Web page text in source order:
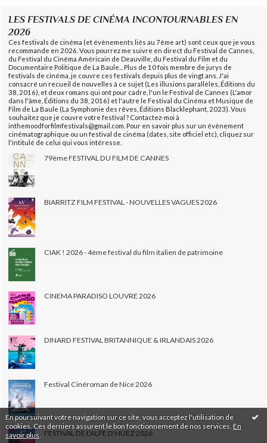
En poursuivant votre navigation sur ce site, vous acceptez l'utilisation de
cookies. Ces derniers assurent le bon fonctionnement de nos services. En
savoir plus
LES FESTIVALS DE CINÉMA INCONTOURNABLES EN
2026
Ces festivals de cinéma (et évènements liés au 7ème art) sont ceux que je vous
recommande en 2026. Vous pourrez me suivre en direct du Festival de Cannes,
du Festival du Cinéma Américain de Deauville, du Festival du Film et du
Documentaire Politique de La Baule... Plus de 10 fois membre de jurys de
festivals de cinéma, je couvre ces festivals depuis plus de vingt ans. J'ai
consacré un recueil de nouvelles à ce sujet (Les illusions parallèles, Éditions du
38, 2016), et deux romans qui ont pour cadre, l'un le Festival de Cannes (L'amor
dans l'âme, Éditions du 38, 2016) et l'autre le Festival du Cinéma et Musique de
Film de La Baule (La Symphonie des rêves, Éditions Blacklephant, 2023). Vous
souhaitez que je couvre votre festival ? Contactez-moi à
inthemoodforfilmfestivals@gmail.com. Pour en savoir plus sur un évènement
cinématographique ou un festival de cinéma (dates, site officiel etc), cliquez sur
l'intitulé de celui qui vous intéresse.
79ème FESTIVAL DU FILM DE CANNES
BIARRITZ FILM FESTIVAL - NOUVELLES VAGUES 2026
CIAK ! 2026 - 4ème festival du film italien de patrimoine
CINEMA PARADISO LOUVRE 2026
DINARD FESTIVAL BRITANNIQUE & IRLANDAIS 2026
Festival Cinéroman de Nice 2026
FESTIVAL DE L'ALPE D'HUEZ 2026